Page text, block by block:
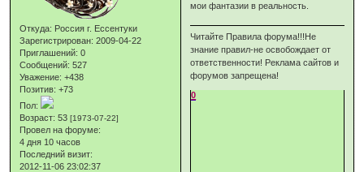
Откуда: Россия г. Ессентуки
Зарегистрирован: 2009-04-22
Приглашений: 0
Сообщений: 527
Уважение: +438
Позитив: +73
Пол:
Возраст: 53[1973-07-22]
Провел на форуме:
4 дня 10 часов
Последний визит:
2012-11-06 23:02:37
мои фантазии в реальность.
Читайте Правила форума!!!Не
знание правил-не освобождает от
ответственности! Реклама сайтов и
форумов запрещена!
0